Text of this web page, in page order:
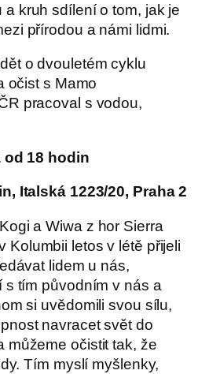
kruh sdílení o tom, jak je
přírodou a námi lidmi.
o dvouletém cyklu
očist s Mamo
pracoval s vodou,
od 18 hodin
Italská 1223/20, Praha 2
a Wiwa z hor Sierra
Kolumbii letos v létě přijeli
lidem u nás,
tím původním v nás a
si uvědomili svou sílu,
navracet svět do
můžeme očistit tak, že
Tím myslí myšlenky,